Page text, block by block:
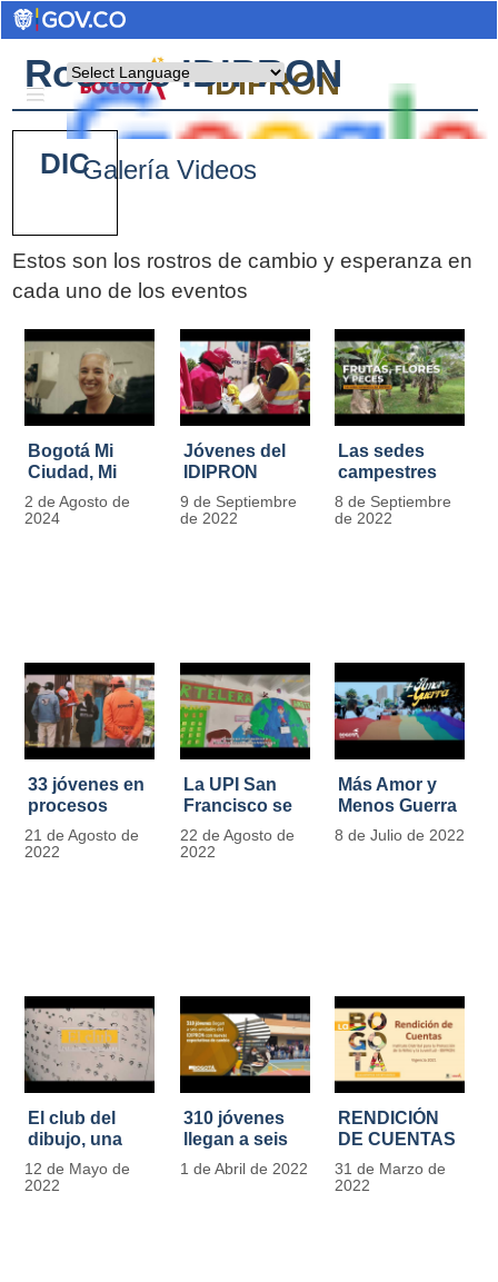
Powered by
IDIPRON
Rostros IDIPRON
Galería Videos
Estos son los rostros de cambio y esperanza en
cada uno de los eventos
Bogotá Mi
Ciudad, Mi
Casa
2 de Agosto de
2024
Jóvenes del
IDIPRON
restauraron
más de 13.000
9 de Septiembre
de 2022
Las sedes
campestres
de IDIPRON
se convierten
8 de Septiembre
de 2022
33 jóvenes en
procesos
legales por
tensiones con
21 de Agosto de
2022
La UPI San
Francisco se
llena de color
y vida con la
22 de Agosto de
2022
Más Amor y
Menos Guerra
8 de Julio de 2022
El club del
dibujo, una
apuesta para
formar
12 de Mayo de
2022
310 jóvenes
llegan a seis
unidades del
IDIPRON con
1 de Abril de 2022
RENDICIÓN
DE CUENTAS
IDIPRON |
Vigencia 2021
31 de Marzo de
2022
Pages
DIC